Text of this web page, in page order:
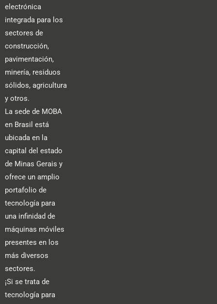
electrónica
integrada para los
sectores de
construcción,
pavimentación,
minería, residuos
sólidos, agricultura
y otros.
La sede de MOBA
en Brasil está
ubicada en la
capital del estado
de Minas Gerais y
ofrece un amplio
portafolio de
tecnología para
una infinidad de
máquinas móviles
presentes en los
más diversos
sectores.
¡Si se trata de
tecnología para